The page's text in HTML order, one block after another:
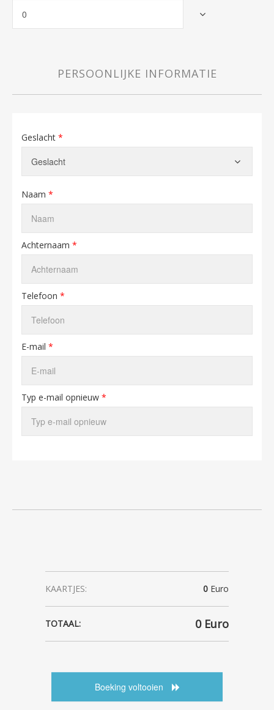
PERSOONLIJKE INFORMATIE
Geslacht *
Naam *
Achternaam *
Telefoon *
E-mail *
Typ e-mail opnieuw *
KAARTJES: 0 Euro
TOTAAL: 0Euro
Boeking voltooien